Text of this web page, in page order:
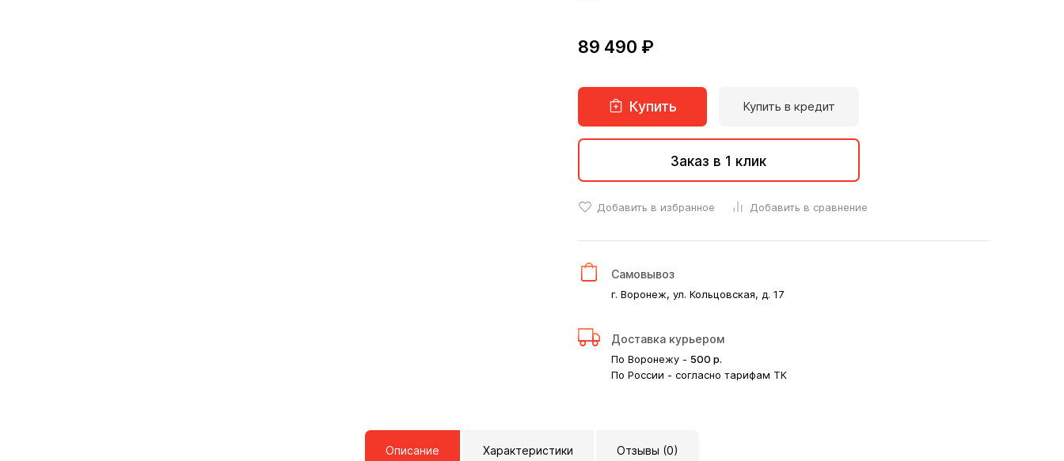
89 490 ₽
Купить Купить в кредит
Заказ в 1 клик
Добавить в избранное Добавить в сравнение
Самовывоз
г. Воронеж, ул. Кольцовская, д. 17
Доставка курьером
По Воронежу - 500 р.
По России - согласно тарифам ТК
Описание Характеристики Отзывы (0)